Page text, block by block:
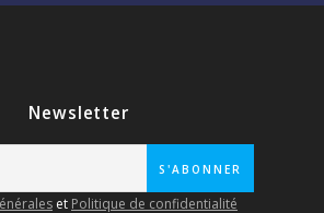
Newsletter
et Politique de confidentialité